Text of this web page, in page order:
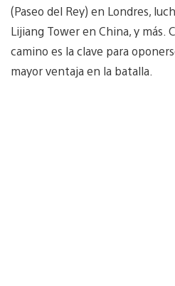
(Paseo del Rey) en Londres,
Lijiang Tower en China, y más.
camino es la clave para
mayor ventaja en la batalla.